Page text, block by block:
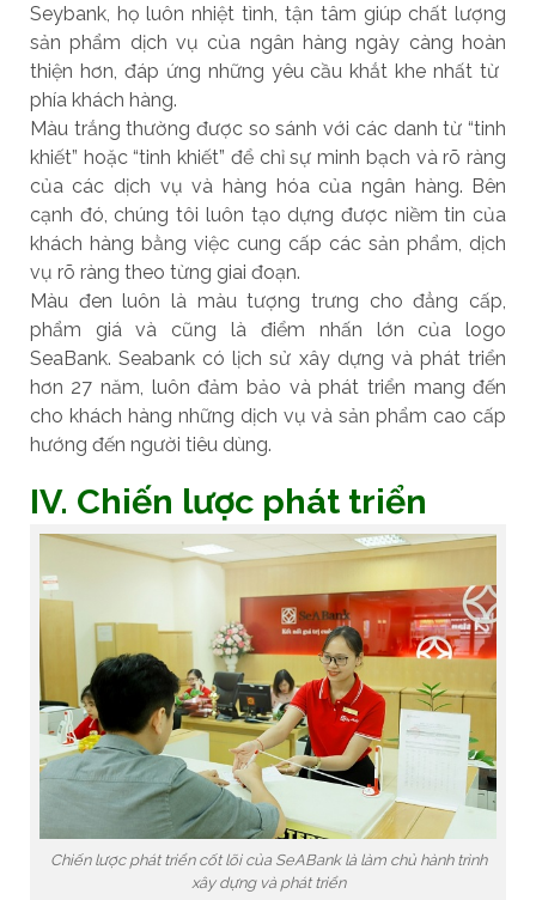
Seybank, họ luôn nhiệt tình, tận tâm giúp chất lượng
sản phẩm dịch vụ của ngân hàng ngày càng hoàn
thiện hơn, đáp ứng những yêu cầu khắt khe nhất từ ​​
phía khách hàng.
Màu trắng thường được so sánh với các danh từ “tinh
khiết” hoặc “tinh khiết” để chỉ sự minh bạch và rõ ràng
của các dịch vụ và hàng hóa của ngân hàng. Bên
cạnh đó, chúng tôi luôn tạo dựng được niềm tin của
khách hàng bằng việc cung cấp các sản phẩm, dịch
vụ rõ ràng theo từng giai đoạn.
Màu đen luôn là màu tượng trưng cho đẳng cấp,
phẩm giá và cũng là điểm nhấn lớn của logo
SeaBank. Seabank có lịch sử xây dựng và phát triển
hơn 27 năm, luôn đảm bảo và phát triển mang đến
cho khách hàng những dịch vụ và sản phẩm cao cấp
hướng đến người tiêu dùng.
IV. Chiến lược phát triển
Chiến lược phát triển cốt lõi của SeABank là làm chủ hành trình
xây dựng và phát triển